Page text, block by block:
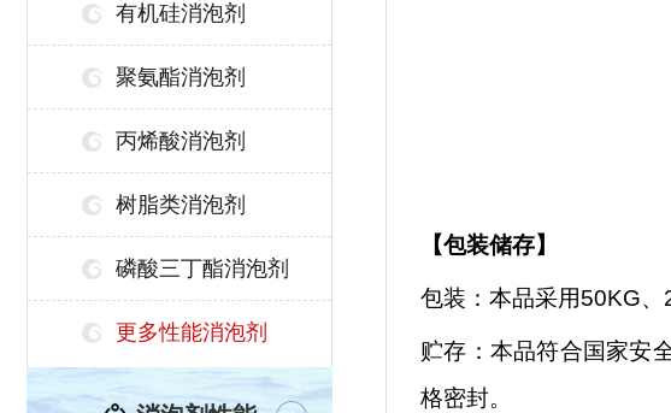
有机硅消泡剂
聚氨酯消泡剂
丙烯酸消泡剂
树脂类消泡剂
磷酸三丁酯消泡剂
更多性能消泡剂
【包装储存】
包装：本品采用50KG、
贮存：本品符合国家安
格密封。